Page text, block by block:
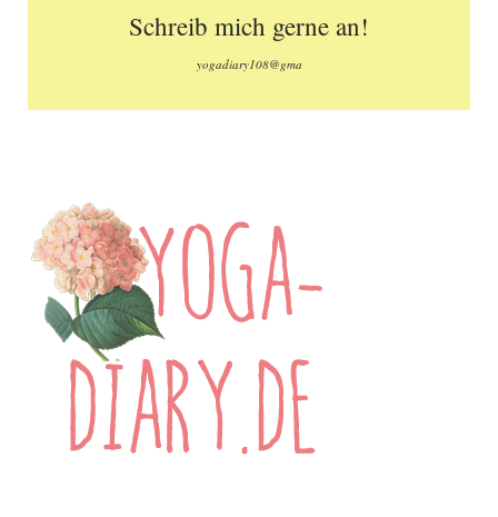
Schreib mich gerne an!
yogadiary108@gma